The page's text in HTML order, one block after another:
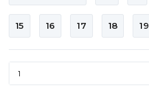
15 16 17 18 19